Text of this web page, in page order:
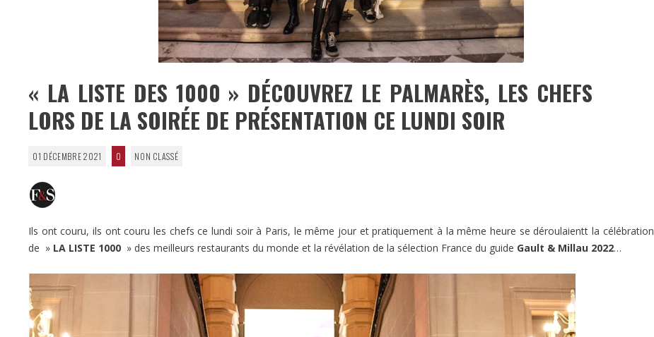
« LA LISTE DES 1000 » DÉCOUVREZ LE PALMARÈS, LES CHEFS
LORS DE LA SOIRÉE DE PRÉSENTATION CE LUNDI SOIR
01 DÉCEMBRE 2021 0 NON CLASSÉ
Ils ont couru, ils ont couru les chefs ce lundi soir à Paris, le même jour et pratiquement à la même heure se déroulaientt la célébration
de » LA LISTE 1000 » des meilleurs restaurants du monde et la révélation de la sélection France du guide Gault & Millau 2022…